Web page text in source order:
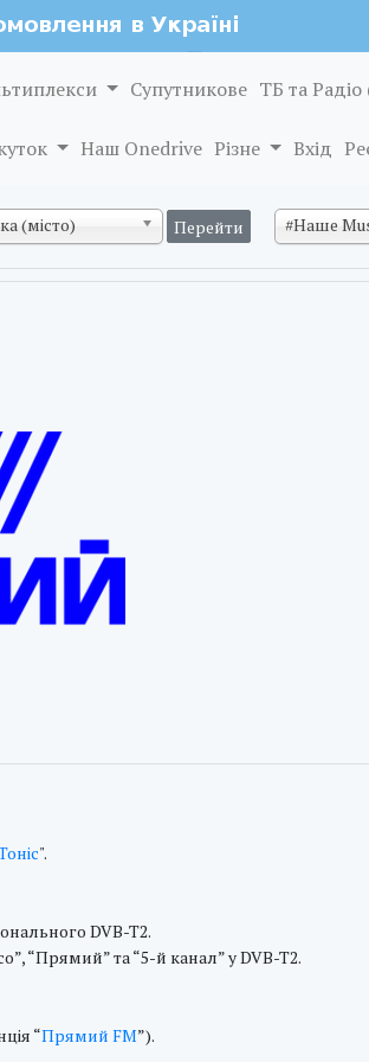
Супутникове ТБ та
Наш Onedrive Різне Вхід
(місто) #Наше
".
DVB-T2.
“Прямий” та “5-й канал” у DVB-T2.
“Прямий FM”).